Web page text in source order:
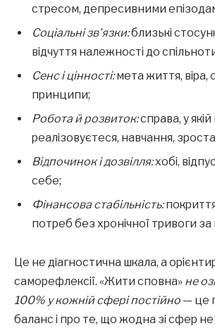
стресом, депресивними
Соціальні зв’язки:близькі
відчуття належності до
Сенс і цінності:мета життя, віра,
принципи;
Робота й розвиток:справа, у якій
реалізовуєтеся, навчання,
Відпочинок і дозвілля:хобі,
себе;
Фінансова стабільність:
потреб без хронічної тривоги за
Це не діагностична шкала, а
саморефлексії. «Жити сповна» не
100% у кожній сфері постійно — це
баланс і про те, що жодна зі сфер